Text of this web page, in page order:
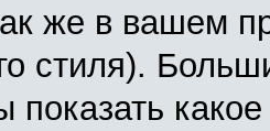
же в вашем
стиля).
показать